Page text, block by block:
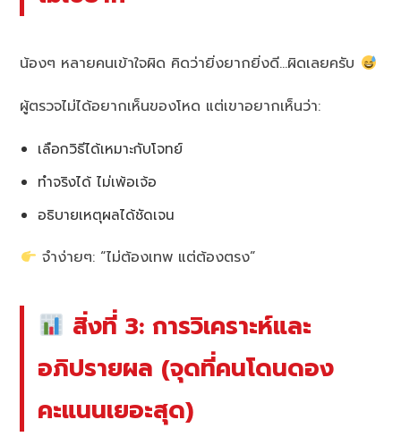
น้องๆ หลายคนเข้าใจผิด คิดว่ายิ่งยากยิ่งดี…ผิดเลยครับ
ผู้ตรวจไม่ได้อยากเห็นของโหด แต่เขาอยากเห็นว่า:
เลือกวิธีได้เหมาะกับโจทย์
ทำจริงได้ ไม่เพ้อเจ้อ
อธิบายเหตุผลได้ชัดเจน
จำง่ายๆ: “ไม่ต้องเทพ แต่ต้องตรง”
สิ่งที่ 3: การวิเคราะห์และ
อภิปรายผล (จุดที่คนโดนดอง
คะแนนเยอะสุด)